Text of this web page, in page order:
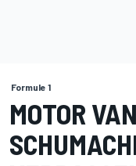
Formule 1
MOTOR